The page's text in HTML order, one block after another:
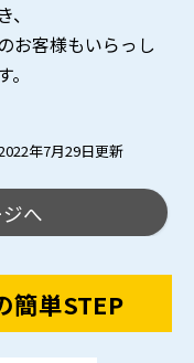
、
お客様もいらっし
年7月29日更新
へ
簡単STEP